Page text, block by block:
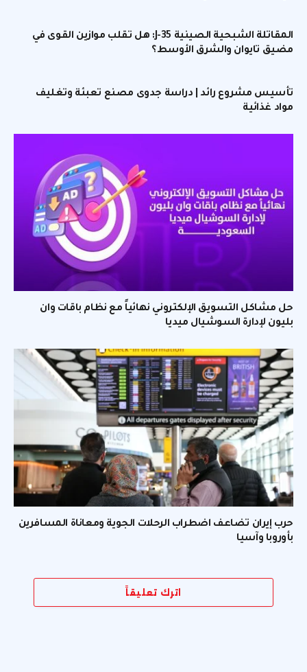
المقاتلة الشبحية الصينية J-35: هل تقلب موازين القوى في
مضيق تايوان والشرق الأوسط؟
تأسيس مشروع رائد | دراسة جدوى مصنع تعبئة وتغليف
مواد غذائية
حل مشاكل التسويق الإلكتروني نهائياً مع نظام باقات وان
بليون لإدارة السوشيال ميديا
حرب إيران تضاعف اضطراب الرحلات الجوية ومعاناة المسافرين
بأوروبا وآسيا
اترك تعليقاً